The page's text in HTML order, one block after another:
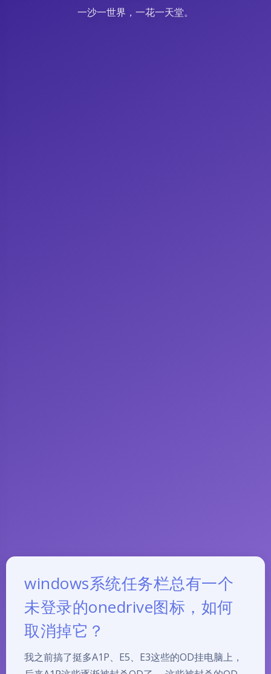
一沙一世界，一花一天堂。
windows系统任务栏总有一个
未登录的onedrive图标，如何
取消掉它？
我之前搞了挺多A1P、E5、E3这些的OD挂电脑上，